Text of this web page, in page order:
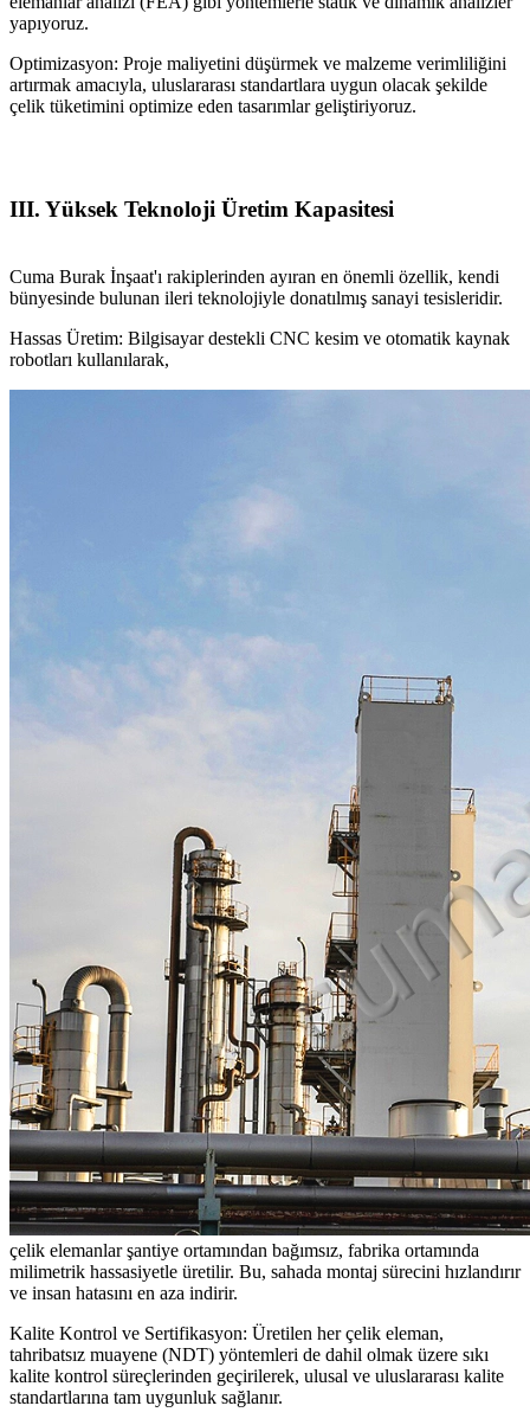
yapıyoruz.
Optimizasyon: Proje maliyetini düşürmek ve malzeme verimliliğini
artırmak amacıyla, uluslararası standartlara uygun olacak şekilde
çelik tüketimini optimize eden tasarımlar geliştiriyoruz.
III. Yüksek Teknoloji Üretim Kapasitesi
Cuma Burak İnşaat'ı rakiplerinden ayıran en önemli özellik, kendi
bünyesinde bulunan ileri teknolojiyle donatılmış sanayi tesisleridir.
Hassas Üretim: Bilgisayar destekli CNC kesim ve otomatik kaynak
robotları kullanılarak,
çelik elemanlar şantiye ortamından bağımsız, fabrika ortamında
milimetrik hassasiyetle üretilir. Bu, sahada montaj sürecini hızlandırır
ve insan hatasını en aza indirir.
Kalite Kontrol ve Sertifikasyon: Üretilen her çelik eleman,
tahribatsız muayene (NDT) yöntemleri de dahil olmak üzere sıkı
kalite kontrol süreçlerinden geçirilerek, ulusal ve uluslararası kalite
standartlarına tam uygunluk sağlanır.